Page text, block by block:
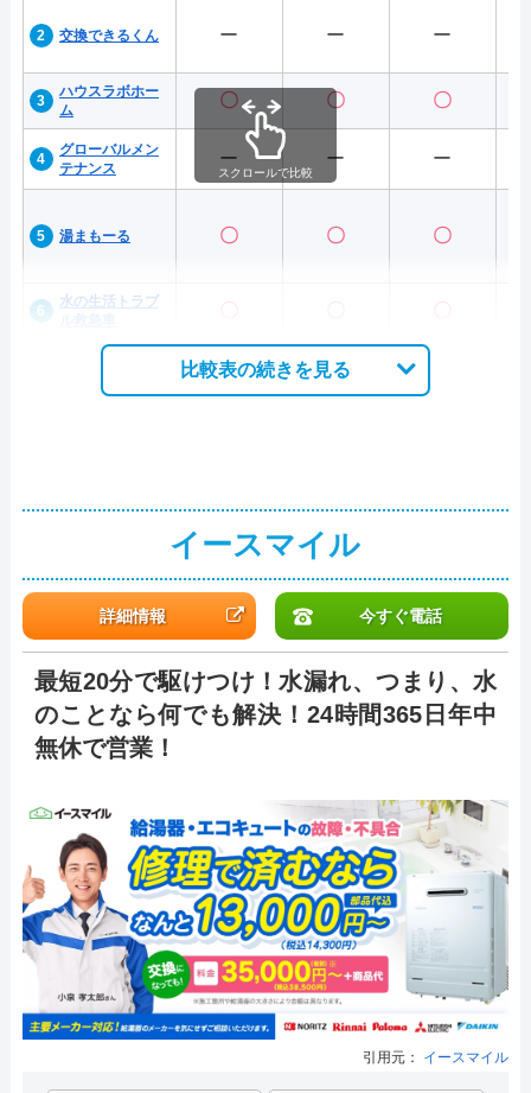
交換できるくん ー ー ー
ハウスラボホー
ム
〇 〇 〇
グローバルメン
テナンス
ー ー ー
湯まもーる 〇 〇 〇
水の生活トラブ
スクロールで比較
比較表の続きを見る
イースマイル
詳細情報 今すぐ電話
最短20分で駆けつけ！水漏れ、つまり、水
のことなら何でも解決！24時間365日年中
無休で営業！
引用元： イースマイル